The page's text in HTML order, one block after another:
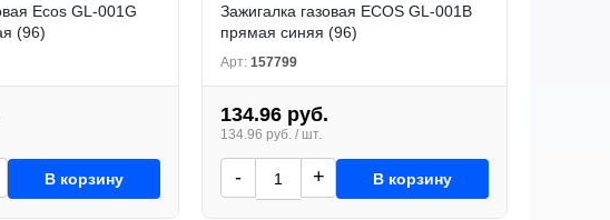
Ecos GL-001G
(96)
В корзину
Зажигалка газовая ECOS GL-001B
прямая синяя (96)
Арт: 157799
134.96 руб.
134.96 руб. / шт.
- + В корзину